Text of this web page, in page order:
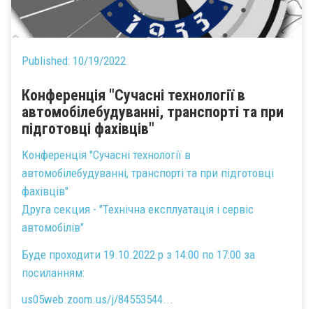
Published: 10/19/2022
Конференція "Сучасні технології в
автомобілебудуванні, транспорті та при
підготовці фахівців"
Конференція "Сучасні технології в
автомобілебудуванні, транспорті та при підготовці
фахівців"
Друга секция - "Технічна експлуатація і сервіс
автомобілів"
Буде проходити 19.10.2022 р з 14:00 по 17:00 за
посиланням:
us05web.zoom.us/j/84553544...